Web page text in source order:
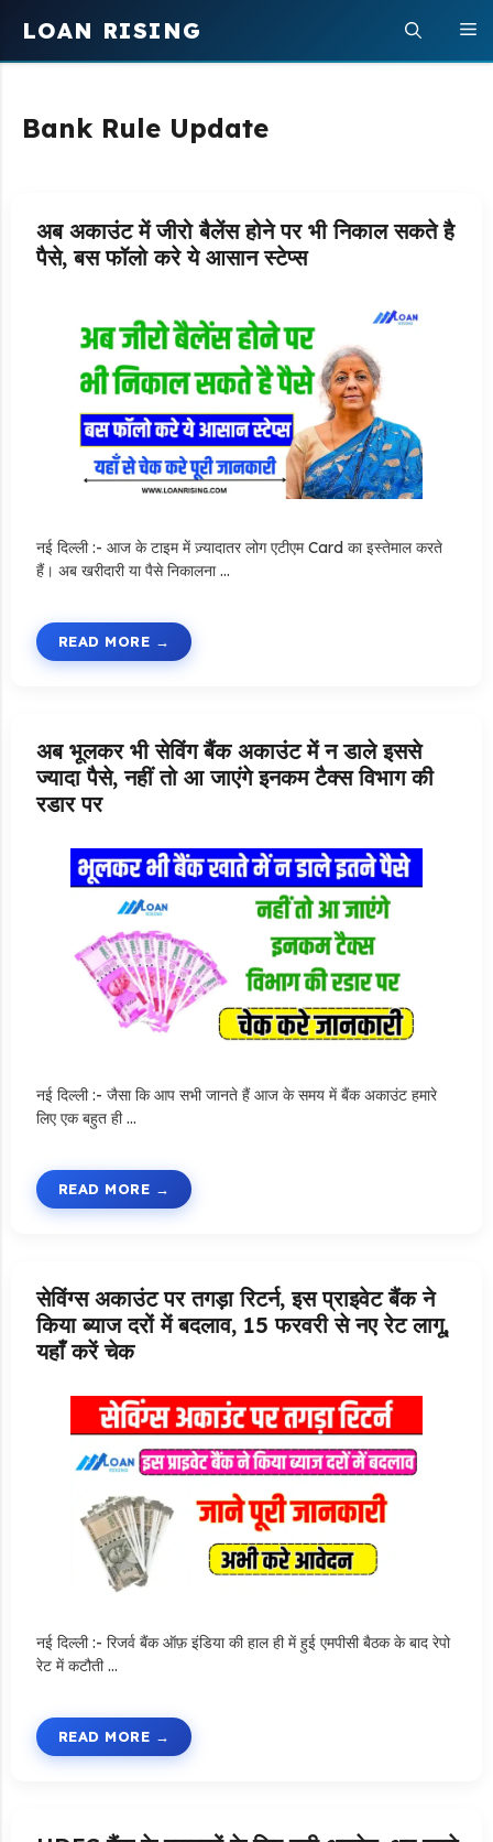
content
LOAN RISING
Bank Rule Update
अब अकाउंट में जीरो बैलेंस होने पर भी निकाल सकते है
पैसे, बस फॉलो करे ये आसान स्टेप्स
नई दिल्ली :- आज के टाइम में ज़्यादातर लोग एटीएम Card का इस्तेमाल करते
हैं। अब खरीदारी या पैसे निकालना …
READ MORE
अब भूलकर भी सेविंग बैंक अकाउंट में न डाले इससे
ज्यादा पैसे, नहीं तो आ जाएंगे इनकम टैक्स विभाग की
रडार पर
नई दिल्ली :- जैसा कि आप सभी जानते हैं आज के समय में बैंक अकाउंट हमारे
लिए एक बहुत ही …
READ MORE
सेविंग्स अकाउंट पर तगड़ा रिटर्न, इस प्राइवेट बैंक ने
किया ब्याज दरों में बदलाव, 15 फरवरी से नए रेट लागू,
यहाँ करें चेक
नई दिल्ली :- रिजर्व बैंक ऑफ़ इंडिया की हाल ही में हुई एमपीसी बैठक के बाद रेपो
रेट में कटौती …
READ MORE